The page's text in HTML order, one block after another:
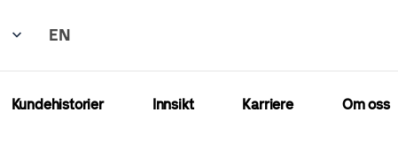
EN
Kundehistorier Innsikt Karriere Om oss